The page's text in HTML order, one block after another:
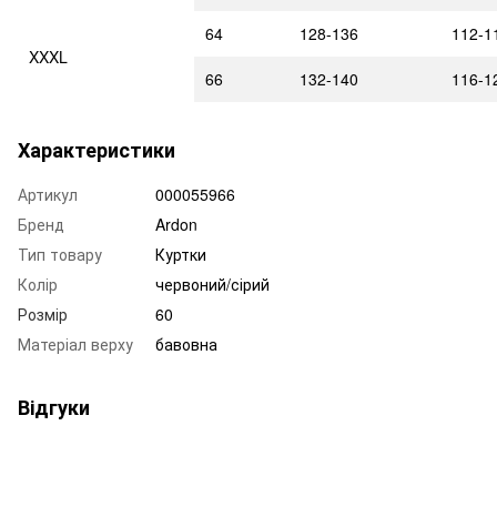
XXXL
64 128-136 112-
66 132-140 116-
Характеристики
Артикул
000055966
Бренд
Ardon
Тип товару
Куртки
Колір
червоний/сірий
Розмір
60
Матеріал верху
бавовна
Відгуки